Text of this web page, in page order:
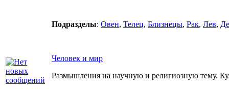
Подразделы: Овен, Телец, Близнецы, Рак, Лев,
Человек и мир
Размышления на научную и религиозную тему.